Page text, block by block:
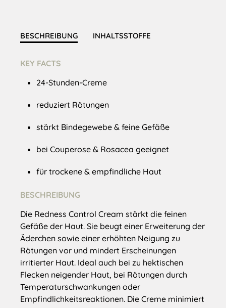
BESCHREIBUNG INHALTSSTOFFE
KEY FACTS
24-Stunden-Creme
reduziert Rötungen
stärkt Bindegewebe & feine Gefäße
bei Couperose & Rosacea geeignet
für trockene & empfindliche Haut
BESCHREIBUNG
Die Redness Control Cream stärkt die feinen
Gefäße der Haut. Sie beugt einer Erweiterung der
Äderchen sowie einer erhöhten Neigung zu
Rötungen vor und mindert Erscheinungen
irritierter Haut. Ideal auch bei zu hektischen
Flecken neigender Haut, bei Rötungen durch
Temperaturschwankungen oder
Empfindlichkeitsreaktionen. Die Creme minimiert